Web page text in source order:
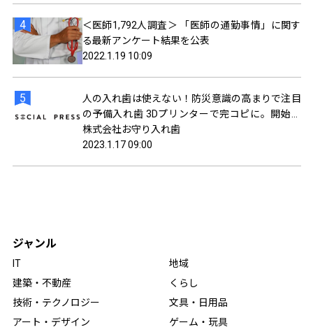
＜医師1,792人調査＞ 「医師の通勤事情」に関す
る最新アンケート結果を公表
2022.1.19 10:09
人の入れ歯は使えない！防災意識の高まりで注目
の予備入れ歯 3Dプリンターで完コピに。開始か
ら500個突破！
株式会社お守り入れ歯
2023.1.17 09:00
ジャンル
IT
建築・不動産
技術・テクノロジー
アート・デザイン
地域
くらし
文具・日用品
ゲーム・玩具